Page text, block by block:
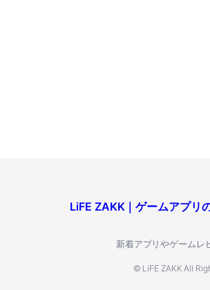
LiFE ZAKK｜ゲームアプリ
新着アプリやゲームレ
© LiFE ZAKK All